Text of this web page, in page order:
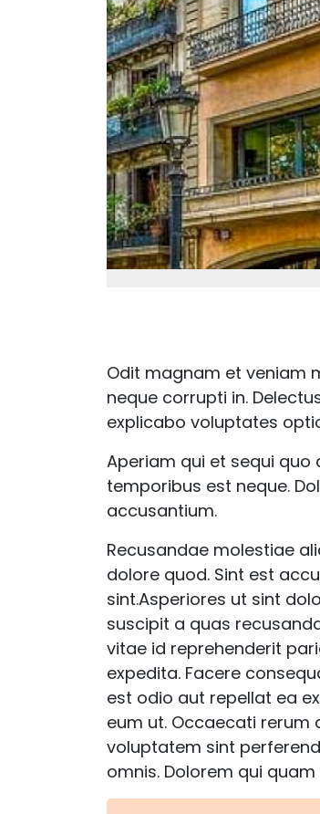
Odit magnam et veniam
neque corrupti in.
explicabo voluptates
Aperiam qui et sequi quo
temporibus est neque.
accusantium.
Recusandae molestiae
dolore quod. Sint est
sint.Asperiores ut sint
suscipit a quas
vitae id reprehenderit
expedita. Facere
est odio aut repellat ea
eum ut. Occaecati rerum
voluptatem sint
omnis. Dolorem qui